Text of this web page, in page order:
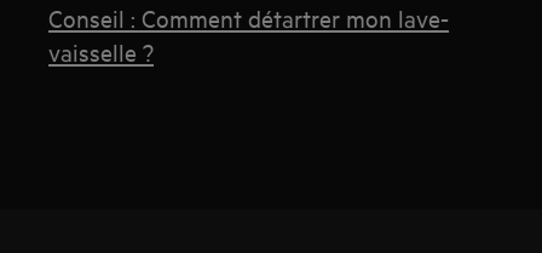
Conseil : Comment détartrer mon lave-
vaisselle ?